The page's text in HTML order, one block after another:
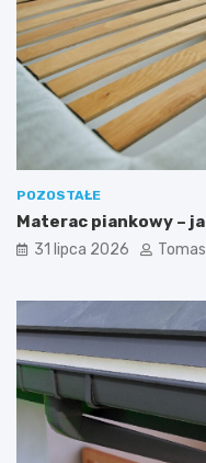
POZOSTAŁE
Materac piankowy –
31 lipca 2026